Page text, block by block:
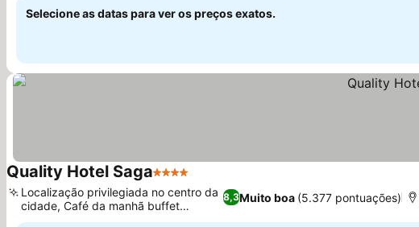
Selecione as datas para ver os preços exatos.
Quality Hotel Saga4 Estrelas
8,3Muito boa (5.377 pontuações)
Localização privilegiada no centro da
cidade, Café da manhã buffet
excepcional